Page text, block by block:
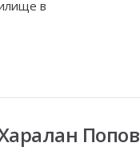
в
Попов